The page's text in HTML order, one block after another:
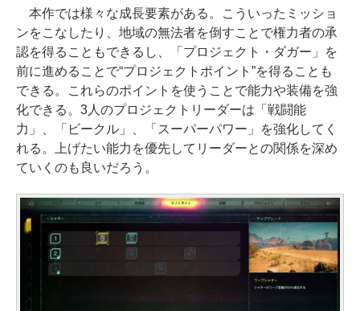
本作では様々な成長要素がある。こういったミッショ
ンをこなしたり、地域の無法者を倒すことで権力者の承
認を得ることもできるし、「プロジェクト・ダガー」を
前に進めることで“プロジェクトポイント”を得ることも
できる。これらのポイントを使うことで能力や装備を強
化できる。3人のプロジェクトリーダーは「戦闘能
力」、「ビークル」、「スーパーパワー」を強化してく
れる。上げたい能力を優先してリーダーとの関係を深め
ていくのも良いだろう。